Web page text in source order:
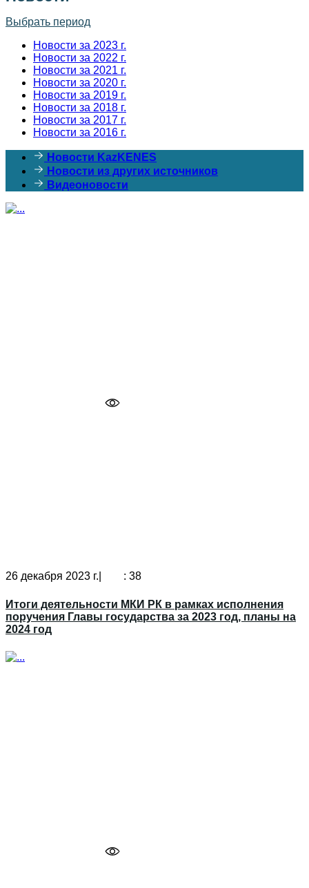
Выбрать период
Новости за 2023 г.
Новости за 2022 г.
Новости за 2021 г.
Новости за 2020 г.
Новости за 2019 г.
Новости за 2018 г.
Новости за 2017 г.
Новости за 2016 г.
Новости KazKENES
Новости из других источников
Видеоновости
26 декабря 2023 г.| : 38
Итоги деятельности МКИ РК в рамках исполнения
поручения Главы государства за 2023 год, планы на
2024 год